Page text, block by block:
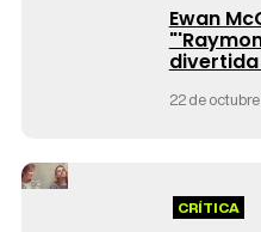
Ewan
22 de
CRÍTICA